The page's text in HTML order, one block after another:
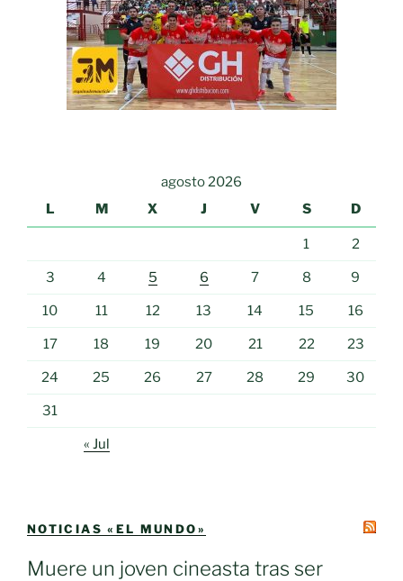
agosto 2026
L
M X J V S D
1 2
3 4 5 6 7 8 9
10 11 12 13 14 15 16
17 18 19 20 21 22 23
24 25 26 27 28 29 30
31
« Jul
NOTICIAS «EL MUNDO»
Muere un joven cineasta tras ser